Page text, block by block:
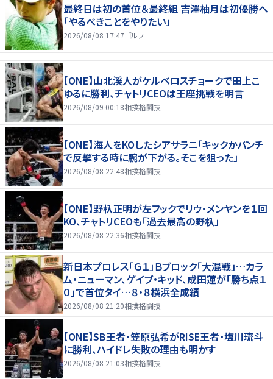
最終日は初の首位＆最終組 吉澤柚月は初優勝へ
「やるべきことをやりたい」
2026/08/08 17:47ゴルフ
【ONE】山北渓人がケルベロスチョークで田上こ
ゆるに勝利、チャトリCEOは王座挑戦を明言
2026/08/09 00:18相撲格闘技
【ONE】海人をKOしたシアサラニ「キックかパンチ
で反撃する時に腕が下がる。そこを狙った」
2026/08/08 22:48相撲格闘技
【ONE】野杁正明が左フックでリウ・メンヤンを１回
KO、チャトリCEOも「過去最高の野杁」
2026/08/08 22:36相撲格闘技
新日本プロレス「Ｇ１」Ｂブロック「大混戦」…カラ
ム・ニューマン、ゲイブ・キッド、成田蓮が「勝ち点１
０」で首位タイ…８・８横浜全成績
2026/08/08 21:20相撲格闘技
【ONE】SB王者・笠原弘希がRISE王者・塩川琉斗
に勝利、ハイドレ失敗の理由も明かす
2026/08/08 21:03相撲格闘技